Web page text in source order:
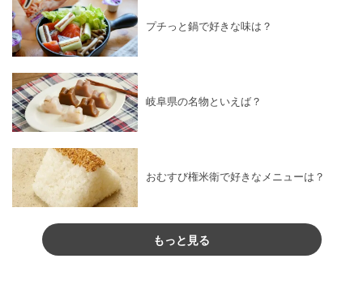
プチっと鍋で好きな味は？
岐阜県の名物といえば？
おむすび権米衛で好きなメニューは？
もっと見る